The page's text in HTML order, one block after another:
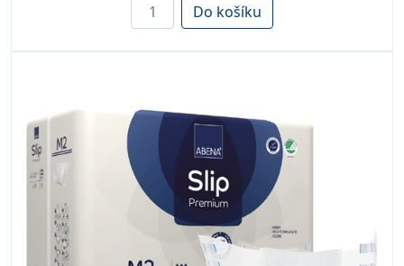
Do košíku